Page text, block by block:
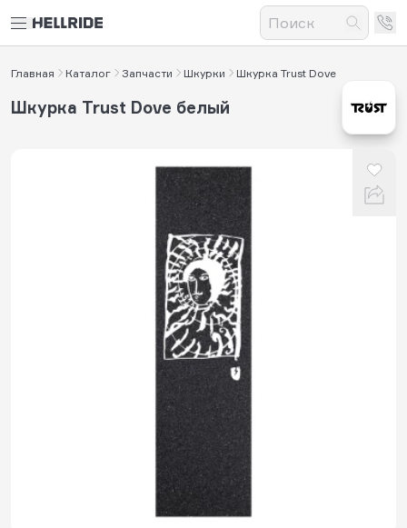
Главная Каталог Запчасти Шкурки Шкурка Trust Dove
Шкурка Trust Dove белый